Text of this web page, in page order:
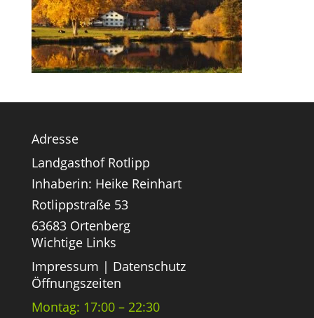
Adresse
Landgasthof Rotlipp
Inhaberin: Heike Reinhart
Rotlippstraße 53
63683 Ortenberg
Wichtige Links
Impressum | Datenschutz
Öffnungszeiten
Montag: 17:00 – 22:30